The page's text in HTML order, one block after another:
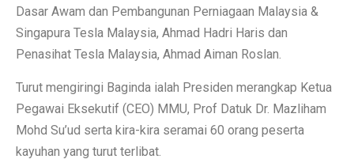
Dasar Awam dan Pembangunan Perniagaan Malaysia &
Singapura Tesla Malaysia, Ahmad Hadri Haris dan
Penasihat Tesla Malaysia, Ahmad Aiman Roslan.
Turut mengiringi Baginda ialah Presiden merangkap Ketua
Pegawai Eksekutif (CEO) MMU, Prof Datuk Dr. Mazliham
Mohd Su’ud serta kira-kira seramai 60 orang peserta
kayuhan yang turut terlibat.